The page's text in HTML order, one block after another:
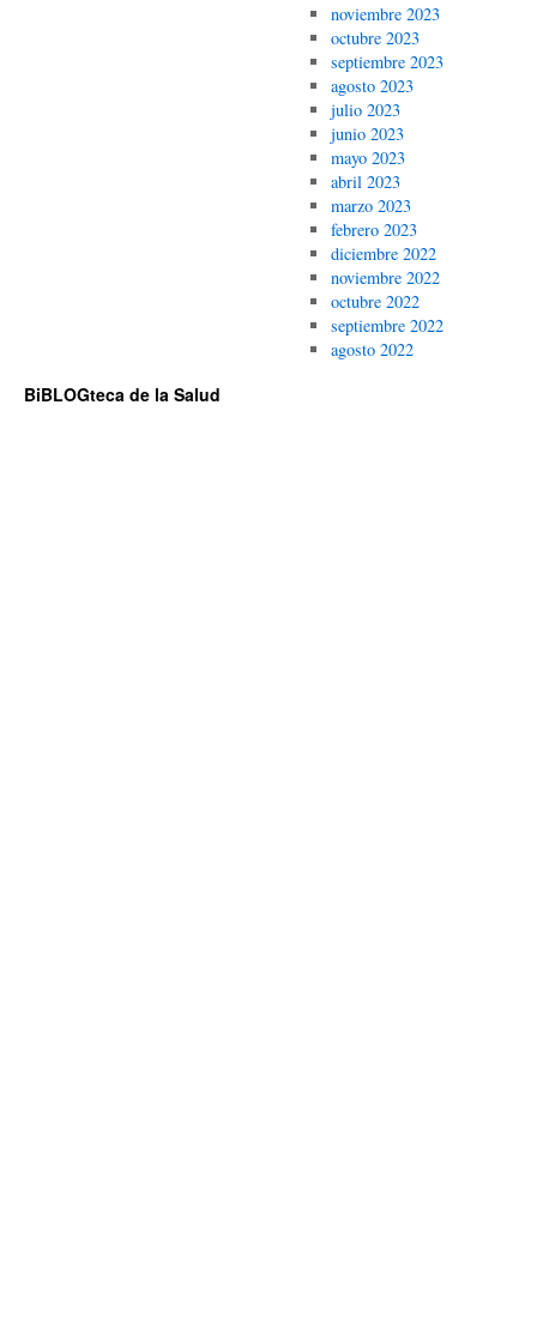
noviembre 2023
octubre 2023
septiembre 2023
agosto 2023
julio 2023
junio 2023
mayo 2023
abril 2023
marzo 2023
febrero 2023
diciembre 2022
noviembre 2022
octubre 2022
septiembre 2022
agosto 2022
BiBLOGteca de la Salud